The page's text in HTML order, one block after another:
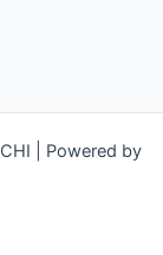
| Powered by